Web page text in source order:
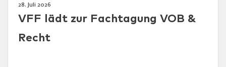
28. Juli 2026
VFF lädt zur Fachtagung VOB &
Recht